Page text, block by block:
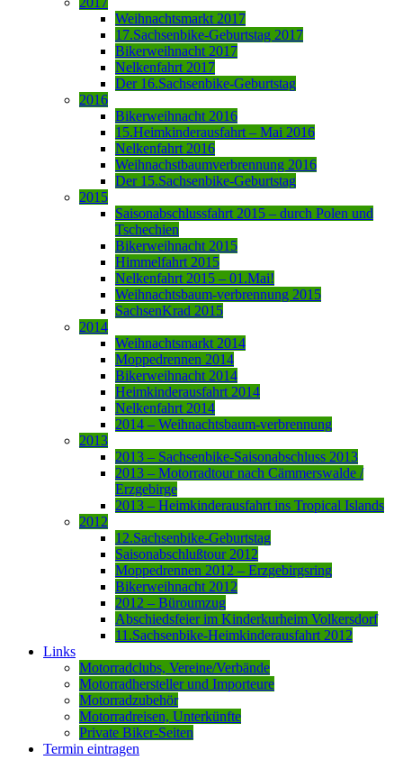
Weihnachtsmarkt 2017
17.Sachsenbike-Geburtstag 2017
Bikerweihnacht 2017
Nelkenfahrt 2017
Der 16.Sachsenbike-Geburtstag
2016
Bikerweihnacht 2016
15.Heimkinderausfahrt – Mai 2016
Nelkenfahrt 2016
Weihnachstbaumverbrennung 2016
Der 15.Sachsenbike-Geburtstag
2015
Saisonabschlussfahrt 2015 – durch Polen und
Tschechien
Bikerweihnacht 2015
Himmelfahrt 2015
Nelkenfahrt 2015 – 01.Mai!
Weihnachtsbaum-verbrennung 2015
SachsenKrad 2015
2014
Weihnachtsmarkt 2014
Moppedrennen 2014
Bikerweihnacht 2014
Heimkinderausfahrt 2014
Nelkenfahrt 2014
2014 – Weihnachtsbaum-verbrennung
2013
2013 – Sachsenbike-Saisonabschluss 2013
2013 – Motorradtour nach Cämmerswalde /
Erzgebirge
2013 – Heimkinderausfahrt ins Tropical Islands
2012
12.Sachsenbike-Geburtstag
Saisonabschlußtour 2012
Moppedrennen 2012 – Erzgebirgsring
Bikerweihnacht 2012
2012 – Büroumzug
Abschiedsfeier im Kinderkurheim Volkersdorf
11.Sachsenbike-Heimkinderausfahrt 2012
Links
Motorradclubs, Vereine/Verbände
Motorradhersteller und Importeure
Motorradzubehör
Motorradreisen, Unterkünfte
Private Biker-Seiten
Termin eintragen